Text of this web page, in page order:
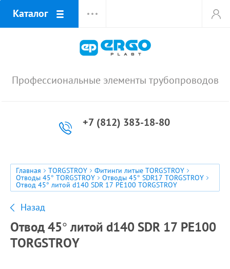
Каталог
Профессиональные элементы трубопроводов
+7 (812) 383-18-80
Главная TORGSTROY Фитинги литые TORGSTROY
Отводы 45° TORGSTROY Отводы 45° SDR17 TORGSTROY
Отвод 45° литой d140 SDR 17 PE100 TORGSTROY
Назад
Отвод 45° литой d140 SDR 17 PE100
TORGSTROY